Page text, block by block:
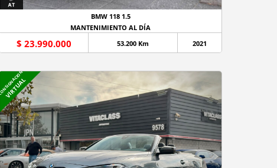
BMW 118 1.5
MANTENIMIENTO AL DÍA
$ 23.990.000 53.200 Km 2021
CONSIGNACION
VIRTUAL